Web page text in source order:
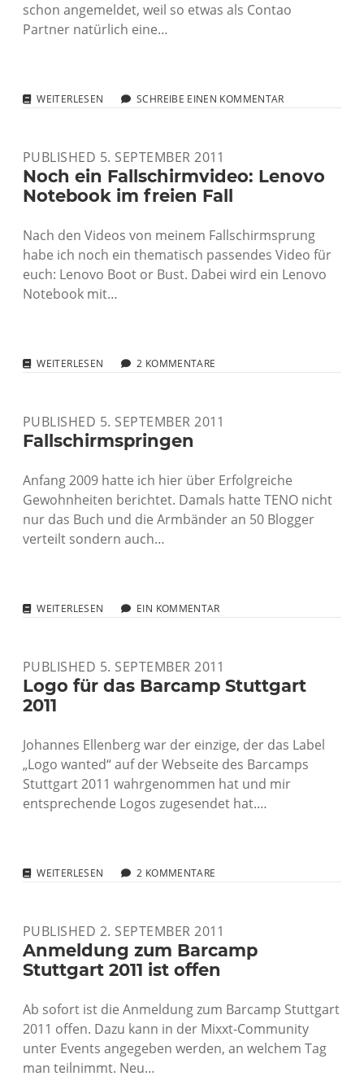
schon angemeldet, weil so etwas als Contao
Partner natürlich eine…
WEITERLESEN HINWEIS
2011
SCHREIBE EINEN KOMMENTAR
PUBLISHED 5. SEPTEMBER 2011
Noch ein Fallschirmvideo: Lenovo
Notebook im freien Fall
Nach den Videos von meinem Fallschirmsprung
habe ich noch ein thematisch passendes Video für
euch: Lenovo Boot or Bust. Dabei wird ein Lenovo
Notebook mit…
WEITERLESEN NOCH
NOTEBOOK
IM
FREIEN
2 KOMMENTARE
PUBLISHED 5. SEPTEMBER 2011
Fallschirmspringen
Anfang 2009 hatte ich hier über Erfolgreiche
Gewohnheiten berichtet. Damals hatte TENO nicht
nur das Buch und die Armbänder an 50 Blogger
verteilt sondern auch…
WEITERLESEN FALLSCHIRMSPRINGEN
EIN KOMMENTAR
PUBLISHED 5. SEPTEMBER 2011
Logo für das Barcamp Stuttgart
2011
Johannes Ellenberg war der einzige, der das Label
„Logo wanted“ auf der Webseite des Barcamps
Stuttgart 2011 wahrgenommen hat und mir
entsprechende Logos zugesendet hat.…
WEITERLESEN LOGO
STUTTGART
2011
2 KOMMENTARE
PUBLISHED 2. SEPTEMBER 2011
Anmeldung zum Barcamp
Stuttgart 2011 ist offen
Ab sofort ist die Anmeldung zum Barcamp Stuttgart
2011 offen. Dazu kann in der Mixxt-Community
unter Events angegeben werden, an welchem Tag
man teilnimmt. Neu…